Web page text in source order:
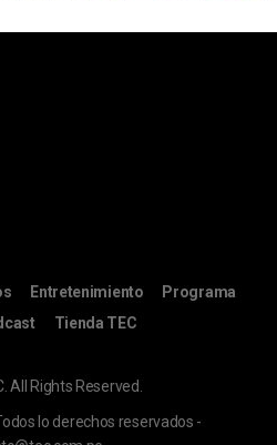
Entretenimiento
Programa
Tienda TEC
All Rights Reserved.
lo derechos reservados -